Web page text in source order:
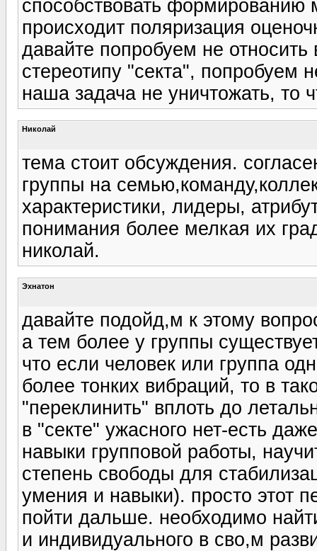
способствовать формированию
происходит поляризация
давайте попробуем не
стереотипу "секта", попробуем
наша задача не уничтожать, то
Николай
тема стоит обсуждения.
группы на
характеристики, лидеры,
понимания более мелкая их
николай.
Эхнатон
давайте подойд,м к этому
а тем более у группы
что если человек или группа
более тонких вибраций, то в
"переклинить" вплоть до
в "секте" ужасного нет-есть
навыки групповой работы,
степень свободы для
умения и навыки). просто этот
пойти дальше. необходимо
и индивидуального в сво,м